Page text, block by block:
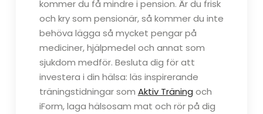
kommer du få mindre i pension. Är du frisk
och kry som pensionär, så kommer du inte
behöva lägga så mycket pengar på
mediciner, hjälpmedel och annat som
sjukdom medför. Besluta dig för att
investera i din hälsa: läs inspirerande
träningstidningar som Aktiv Träning och
iForm, laga hälsosam mat och rör på dig